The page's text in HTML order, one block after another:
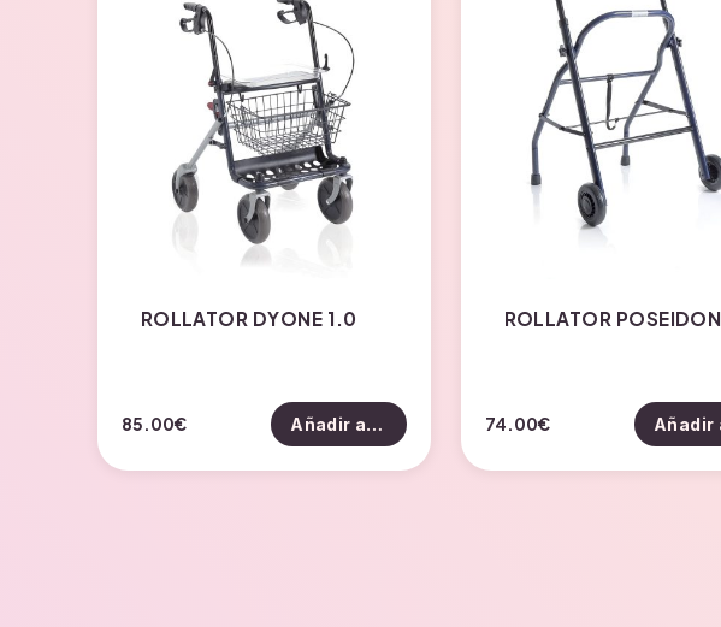
ROLLATOR DYONE 1.0
85.00€ Añadir al carrito
ROLLATOR POSEIDON
74.00€